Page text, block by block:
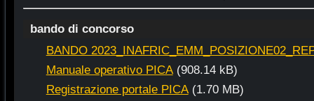
bando di concorso
BANDO
Manuale operativo PICA (908.14 kB)
Registrazione portale PICA (1.70 MB)